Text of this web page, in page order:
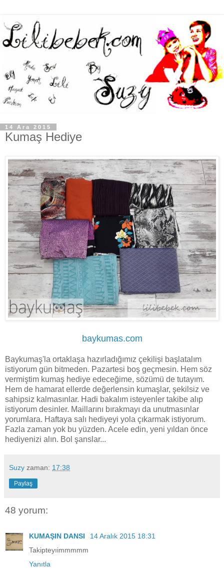
14 Ara 2015
Kumaş Hediye
baykumas.com
Baykumaş'la ortaklaşa hazırladığımız çekilişi başlatalım
istiyorum gün bitmeden. Pazartesi boş geçmesin. Hem söz
vermiştim kumaş hediye edeceğime, sözümü de tutayım.
Hem de hamarat ellerde değerlensin kumaşlar, şekilsiz ve
sahipsiz kalmasınlar. Hadi bakalım isteyenler takibe alıp
istiyorum desinler. Maillarını bırakmayı da unutmasınlar
yorumlara. Haftaya salı hediyeyi yola çıkarmak istiyorum.
Fazla zaman yok bu yüzden. Acele edin, yeni yıldan önce
hediyenizi alın. Bol şanslar...
Suzy zaman: 17:38
Paylaş
48 yorum:
KUMAŞIN DANSI
14 Aralık 2015 18:31
Takipteyıimmmmm
Yanıtla